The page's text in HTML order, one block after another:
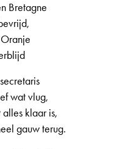
Bretagne
wat vlug,
klaar is,
gauw terug.